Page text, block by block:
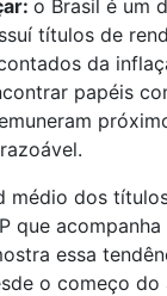
o Brasil é um
títulos de
da
papéis
médio dos
que
essa
o começo do